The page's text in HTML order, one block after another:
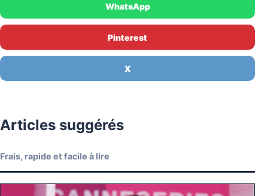
WhatsApp
Pinterest
X
Articles suggérés
Frais, rapide et facile à lire